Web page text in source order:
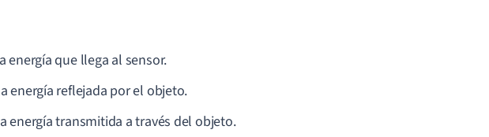
energía que llega al sensor.
energía reflejada por el objeto.
energía transmitida a través del objeto.